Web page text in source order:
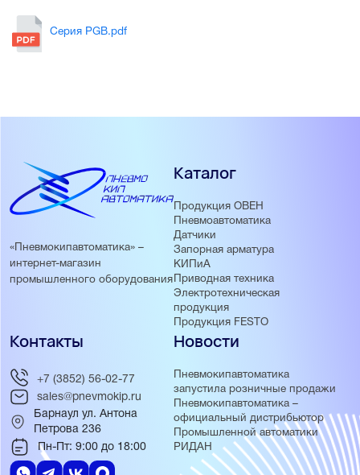
Серия PGB.pdf
«Пневмокипавтоматика» –
интернет-магазин
промышленного оборудования
Каталог
Продукция ОВЕН
Пневмоавтоматика
Датчики
Запорная арматура
КИПиА
Приводная техника
Электротехническая
продукция
Продукция FESTO
Новости
Пневмокипавтоматика
запустила розничные продажи
Пневмокипавтоматика –
официальный дистрибьютор
Промышленной автоматики
РИДАН
Контакты
+7 (3852) 56-02-77
sales@pnevmokip.ru
Барнаул ул. Антона
Петрова 236
Пн-Пт: 9:00 до 18:00